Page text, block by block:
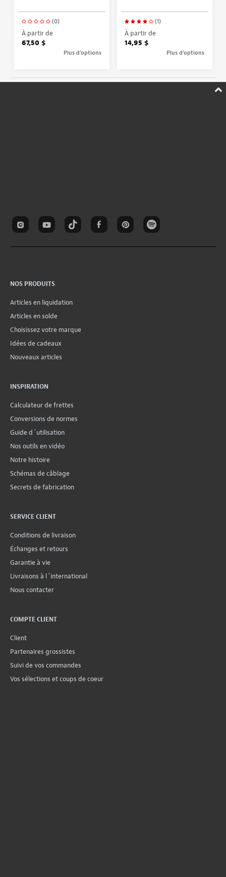
(0)
À partir de
67,50 $
Plus d’options
(1)
À partir de
14,95 $
Plus d’options
NOS PRODUITS
Articles en liquidation
Articles en solde
Choisissez votre marque
Idées de cadeaux
Nouveaux articles
INSPIRATION
Calculateur de frettes
Conversions de normes
Guide d´utilisation
Nos outils en vidéo
Notre histoire
Schémas de câblage
Secrets de fabrication
SERVICE CLIENT
Conditions de livraison
Échanges et retours
Garantie à vie
Livraisons à l´international
Nous contacter
COMPTE CLIENT
Client
Partenaires grossistes
Suivi de vos commandes
Vos sélections et coups de coeur